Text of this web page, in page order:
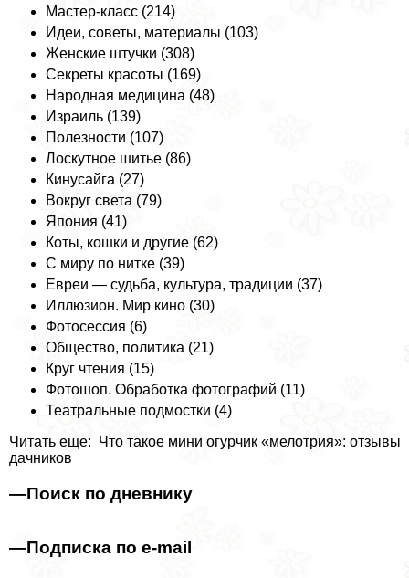
Мастер-класс (214)
Идеи, советы, материалы (103)
Женские штучки (308)
Секреты красоты (169)
Народная медицина (48)
Израиль (139)
Полезности (107)
Лоскутное шитье (86)
Кинусайга (27)
Вокруг света (79)
Япония (41)
Коты, кошки и другие (62)
С миру по нитке (39)
Евреи — судьба, культура, традиции (37)
Иллюзион. Мир кино (30)
Фотосессия (6)
Общество, политика (21)
Круг чтения (15)
Фотошоп. Обработка фотографий (11)
Театральные подмостки (4)
Читать еще: Что такое мини огурчик «мелотрия»: отзывы
дачников
—Поиск по дневнику
—Подписка по e-mail